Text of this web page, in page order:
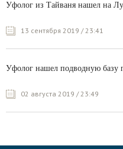
Уфолог из Тайваня нашел на
13 сентября 2019 / 23:41
Уфолог нашел подводную базу
02 августа 2019 / 23:49